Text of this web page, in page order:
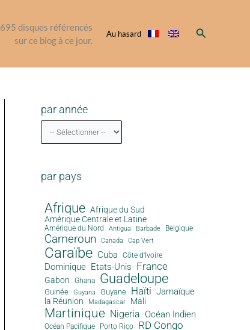
695 disques référencés
sur ce blog à ce jour.
Au hasard Rechercher
par année
par pays
Afrique Afrique du Sud
Amérique Centrale et Latine
Amérique du Nord Antigua Barbade Belgique
Cameroun Canada Cap Vert
Caraïbe Cuba Côte d'Ivoire
Dominique Etats-Unis France
Gabon Ghana Guadeloupe
Guinée Guyana Guyane Haïti Jamaïque
la Réunion Madagascar Mali
Martinique Nigeria Océan Indien
Océan Pacifique Porto Rico RD Congo